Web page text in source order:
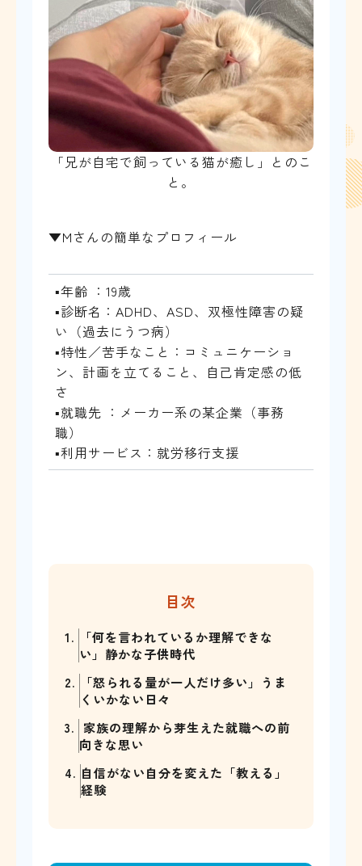
「兄が自宅で飼っている猫が癒し」とのこ
と。
▼Mさんの簡単なプロフィール
▪年齢 ：19歳
▪診断名：ADHD、ASD、双極性障害の疑
い（過去にうつ病）
▪特性／苦手なこと：コミュニケーショ
ン、計画を立てること、自己肯定感の低
さ
▪就職先 ：メーカー系の某企業（事務
職）
▪利用サービス：就労移行支援
目次
1.
「何を言われているか理解できな
い」静かな子供時代
2.
「怒られる量が一人だけ多い」うま
くいかない日々
3. 家族の理解から芽生えた就職への前
向きな思い
4. 自信がない自分を変えた「教える」
経験